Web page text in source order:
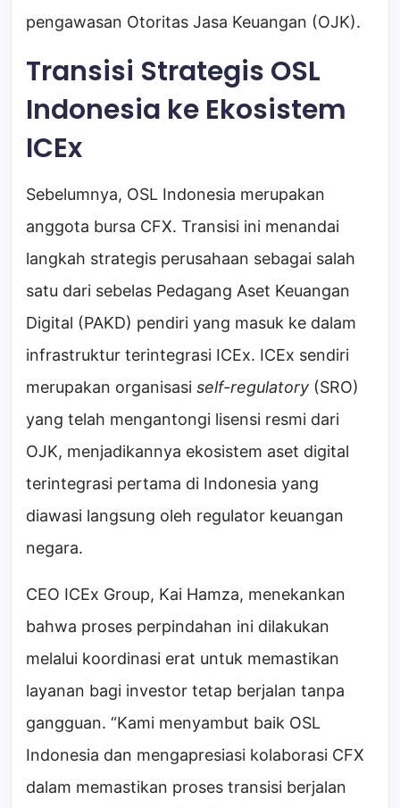
pengawasan Otoritas Jasa Keuangan (OJK).
Transisi Strategis OSL
Indonesia ke Ekosistem
ICEx
Sebelumnya, OSL Indonesia merupakan
anggota bursa CFX. Transisi ini menandai
langkah strategis perusahaan sebagai salah
satu dari sebelas Pedagang Aset Keuangan
Digital (PAKD) pendiri yang masuk ke dalam
infrastruktur terintegrasi ICEx. ICEx sendiri
merupakan organisasi self-regulatory (SRO)
yang telah mengantongi lisensi resmi dari
OJK, menjadikannya ekosistem aset digital
terintegrasi pertama di Indonesia yang
diawasi langsung oleh regulator keuangan
negara.
CEO ICEx Group, Kai Hamza, menekankan
bahwa proses perpindahan ini dilakukan
melalui koordinasi erat untuk memastikan
layanan bagi investor tetap berjalan tanpa
gangguan. “Kami menyambut baik OSL
Indonesia dan mengapresiasi kolaborasi CFX
dalam memastikan proses transisi berjalan